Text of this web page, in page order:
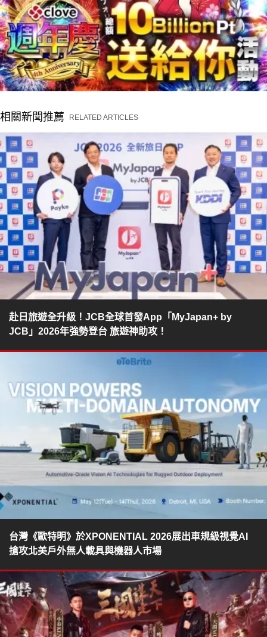
相關新聞推薦 RELATED ARTICLES
赴日旅遊全升級！JCB全球首發App「MyJapan+ by
JCB」2026年強勢登台 旅遊神助攻！
台灣《歐特明》於XPONENTIAL 2026展出車規級視覺AI
搶攻北美戶外無人載具與機器人市場